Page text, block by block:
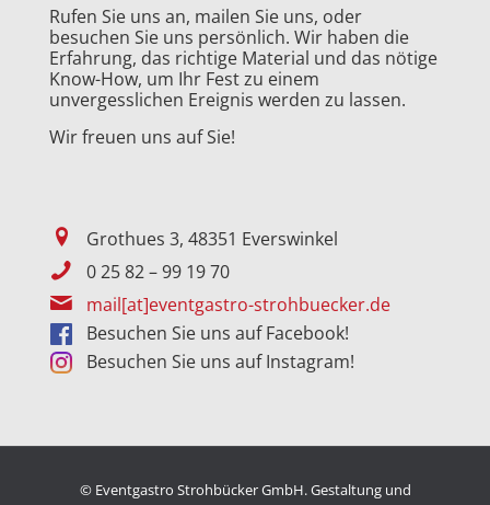
Rufen Sie uns an, mailen Sie uns, oder
besuchen Sie uns persönlich. Wir haben die
Erfahrung, das richtige Material und das nötige
Know-How, um Ihr Fest zu einem
unvergesslichen Ereignis werden zu lassen.
Wir freuen uns auf Sie!
Grothues 3, 48351 Everswinkel
0 25 82 – 99 19 70
mail[at]eventgastro-strohbuecker.de
Besuchen Sie uns auf Facebook!
Besuchen Sie uns auf Instagram!
© Eventgastro Strohbücker GmbH. Gestaltung und